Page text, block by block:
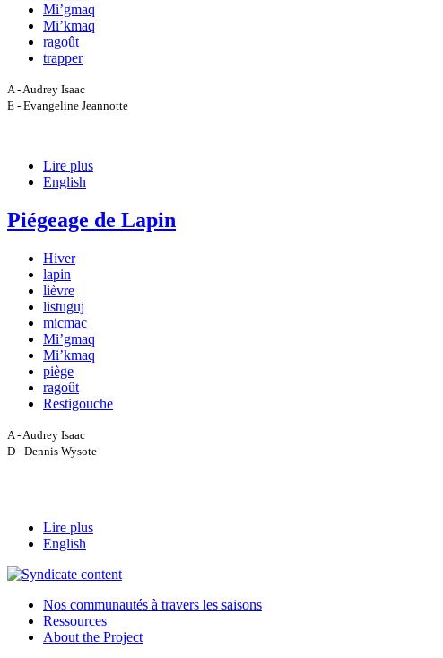
Mi’gmaq
Mi’kmaq
ragoût
trapper
A - Audrey Isaac
E - Evangeline Jeannotte
Lire plus
English
Piégeage de Lapin
Hiver
lapin
lièvre
listuguj
micmac
Mi’gmaq
Mi’kmaq
piège
ragoût
Restigouche
A - Audrey Isaac
D - Dennis Wysote
Lire plus
English
Nos communautés à travers les saisons
Ressources
About the Project